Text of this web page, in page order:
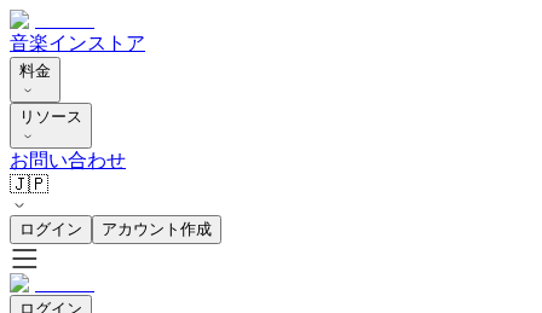
音楽インストア
料金
リソース
お問い合わせ
🇯🇵
ログイン アカウント作成
ログイン